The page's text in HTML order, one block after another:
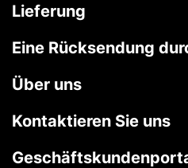
Lieferung
Eine Rücksendung
Über uns
Kontaktieren Sie uns